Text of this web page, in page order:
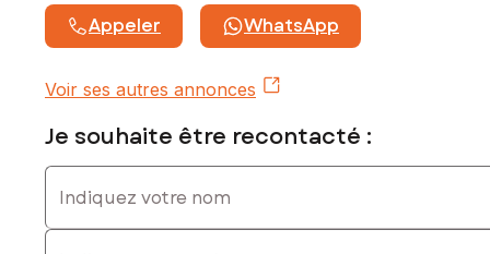
Appeler WhatsApp
Voir ses autres annonces
Je souhaite être recontacté :
Indiquez votre nom
Indiquez votre prénom